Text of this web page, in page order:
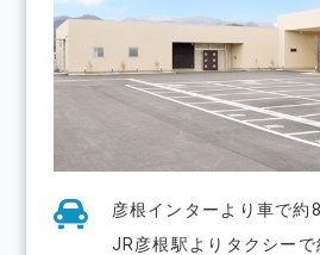
彦根インターより⾞で約8
JR彦根駅よりタクシーで